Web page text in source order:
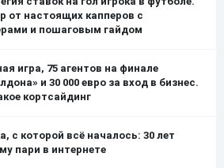
от настоящих капперов с
и пошаговым гайдом
игра, 75 агентов на финале
и 30 000 евро за вход в бизнес.
кортсайдинг
с которой всё началось: 30 лет
пари в интернете